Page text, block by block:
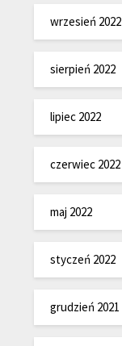
wrzesień 2022
sierpień 2022
lipiec 2022
czerwiec 2022
maj 2022
styczeń 2022
grudzień 2021